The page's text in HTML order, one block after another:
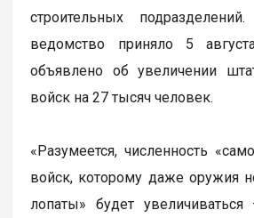
строительных
ведомство приняло 5
объявлено об увеличении
войск на 27 тысяч человек.
«Разумеется, численность
войск, которому даже оружия
лопаты» будет